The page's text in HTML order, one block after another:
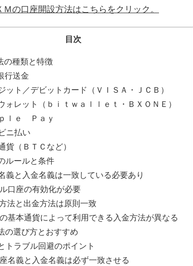
の口座開設方法はこちらをクリック。
目次
種類と特徴
行送金
ット／デビットカード（ＶＩＳＡ・ＪＣＢ）
ォレット（ｂｉｔｗａｌｌｅｔ・ＢＸＯＮＥ）
ｌｅ Ｐａｙ
ニ払い
貨（ＢＴＣなど）
ルールと条件
義と入金名義は一致している必要あり
口座の有効化が必要
法と出金方法は原則一致
基本通貨によって利用できる入金方法が異なる
の選び方とおすすめ
トラブル回避のポイント
名義と入金名義は必ず一致させる